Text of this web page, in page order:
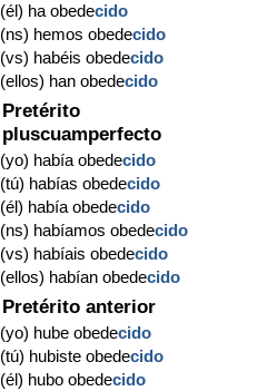
(él) ha obedecido
(ns) hemos obedecido
(vs) habéis obedecido
(ellos) han obedecido
Pretérito
pluscuamperfecto
(yo) había obedecido
(tú) habías obedecido
(él) había obedecido
(ns) habíamos obedecido
(vs) habíais obedecido
(ellos) habían obedecido
Pretérito anterior
(yo) hube obedecido
(tú) hubiste obedecido
(él) hubo obedecido